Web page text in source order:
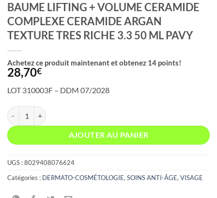
BAUME LIFTING + VOLUME CERAMIDE
COMPLEXE CERAMIDE ARGAN
TEXTURE TRES RICHE 3.3 50 ML PAVY
Achetez ce produit maintenant et obtenez 14 points!
28,70€
LOT 310003F – DDM 07/2028
quantité de BAUME LIFTING + VOLUME CERAMIDE COMPLEXE
AJOUTER AU PANIER
UGS :8029408076624
Catégories : DERMATO-COSMÉTOLOGIE, SOINS ANTI-ÂGE, VISAGE